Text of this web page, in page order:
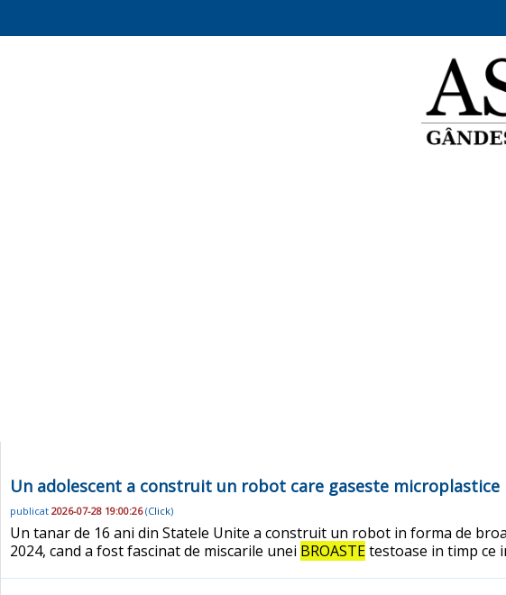
Un adolescent a construit un robot care gaseste
publicat 2026-07-28 19:00:26(Click)
Un tanar de 16 ani din Statele Unite a construit un robot in forma de
2024, cand a fost fascinat de miscarile unei BROASTEtestoase in timp ce